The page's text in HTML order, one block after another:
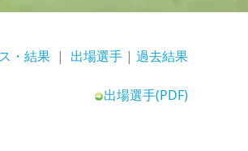
・結果 | 出場選手 | 過去結果
出場選手(PDF)